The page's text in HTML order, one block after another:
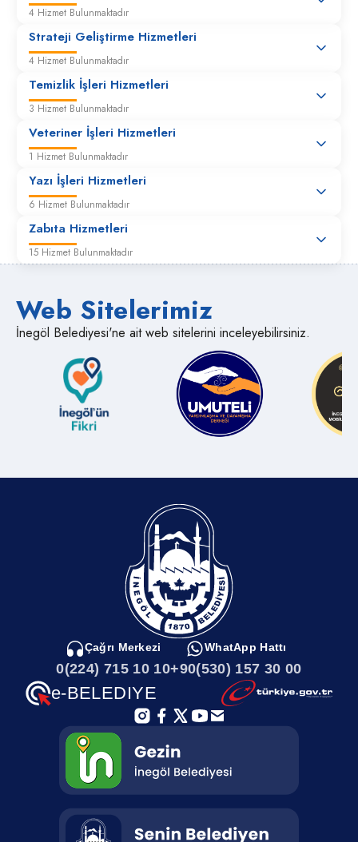
4 Hizmet Bulunmaktadır
Strateji Geliştirme Hizmetleri
4 Hizmet Bulunmaktadır
Temizlik İşleri Hizmetleri
3 Hizmet Bulunmaktadır
Veteriner İşleri Hizmetleri
1 Hizmet Bulunmaktadır
Yazı İşleri Hizmetleri
6 Hizmet Bulunmaktadır
Zabıta Hizmetleri
15 Hizmet Bulunmaktadır
Web Sitelerimiz
İnegöl Belediyesi'ne ait web sitelerini inceleyebilirsiniz.
Çağrı Merkezi
0(224) 715 10 10
WhatApp Hattı
+90(530) 157 30 00
e-BELEDIYE